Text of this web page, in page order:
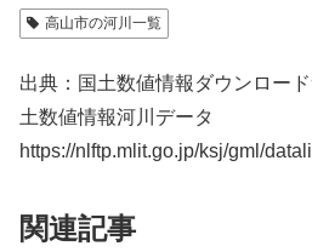
高山市の河川一覧
出典：国土数値情報ダウンロー
土数値情報河川データ
https://nlftp.mlit.go.jp/ksj/gml/
関連記事